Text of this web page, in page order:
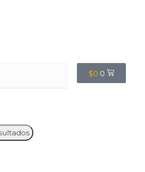
$0 0